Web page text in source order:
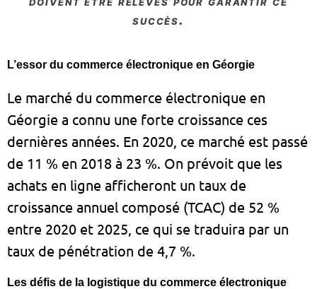
succès.
L’essor du commerce électronique en Géorgie
Le marché du commerce électronique en
Géorgie a connu une forte croissance ces
dernières années. En 2020, ce marché est passé
de 11 % en 2018 à 23 %. On prévoit que les
achats en ligne afficheront un taux de
croissance annuel composé (TCAC) de 52 %
entre 2020 et 2025, ce qui se traduira par un
taux de pénétration de 4,7 %.
Les défis de la logistique du commerce électronique